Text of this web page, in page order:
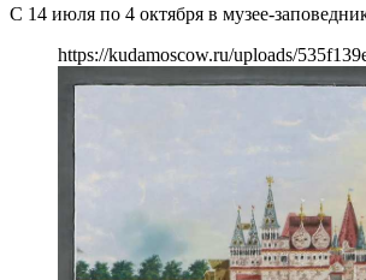
С 14 июля по 4 октября в музее-
https://kudamoscow.ru/uploads/